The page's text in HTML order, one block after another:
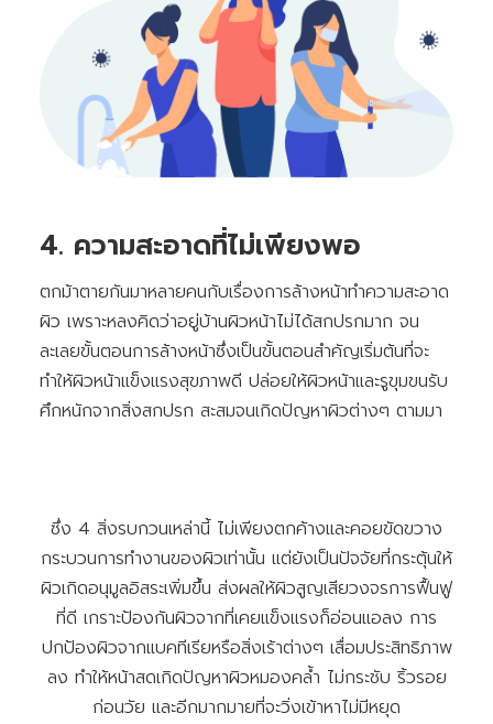
4. ความสะอาดที่ไม่เพียงพอ
ตกม้าตายกันมาหลายคนกับเรื่องการล้างหน้าทำความสะอาด
ผิว เพราะหลงคิดว่าอยู่บ้านผิวหน้าไม่ได้สกปรกมาก จน
ละเลยขั้นตอนการล้างหน้าซึ่งเป็นขั้นตอนสำคัญเริ่มต้นที่จะ
ทำให้ผิวหน้าแข็งแรงสุขภาพดี ปล่อยให้ผิวหน้าและรูขุมขนรับ
ศึกหนักจากสิ่งสกปรก สะสมจนเกิดปัญหาผิวต่างๆ ตามมา
ซึ่ง 4 สิ่งรบกวนเหล่านี้ ไม่เพียงตกค้างและคอยขัดขวาง
กระบวนการทำงานของผิวเท่านั้น แต่ยังเป็นปัจจัยที่กระตุ้นให้
ผิวเกิดอนุมูลอิสระเพิ่มขึ้น ส่งผลให้ผิวสูญเสียวงจรการฟื้นฟู
ที่ดี เกราะป้องกันผิวจากที่เคยแข็งแรงก็อ่อนแอลง การ
ปกป้องผิวจากแบคทีเรียหรือสิ่งเร้าต่างๆ เสื่อมประสิทธิภาพ
ลง ทำให้หน้าสดเกิดปัญหาผิวหมองคล้ำ ไม่กระชับ ริ้วรอย
ก่อนวัย และอีกมากมายที่จะวิ่งเข้าหาไม่มีหยุด